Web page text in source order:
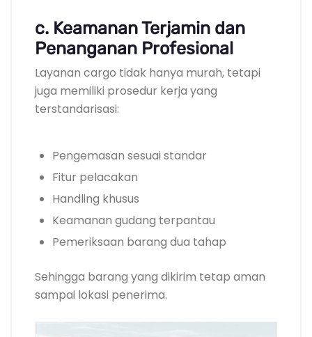
c. Keamanan Terjamin dan
Penanganan Profesional
Layanan cargo tidak hanya murah, tetapi
juga memiliki prosedur kerja yang
terstandarisasi:
Pengemasan sesuai standar
Fitur pelacakan
Handling khusus
Keamanan gudang terpantau
Pemeriksaan barang dua tahap
Sehingga barang yang dikirim tetap aman
sampai lokasi penerima.